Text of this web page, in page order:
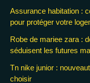
Assurance habitation :
pour protéger votre
Robe de mariee zara :
séduisent les futures
Tn nike junior :
choisir